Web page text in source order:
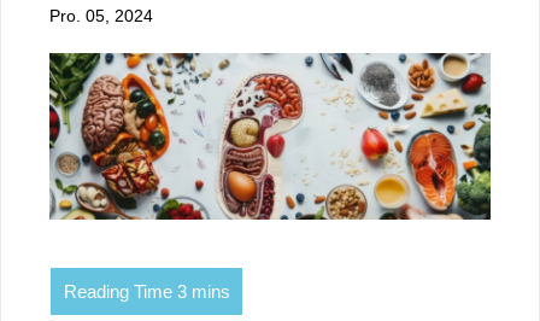
Pro. 05, 2024